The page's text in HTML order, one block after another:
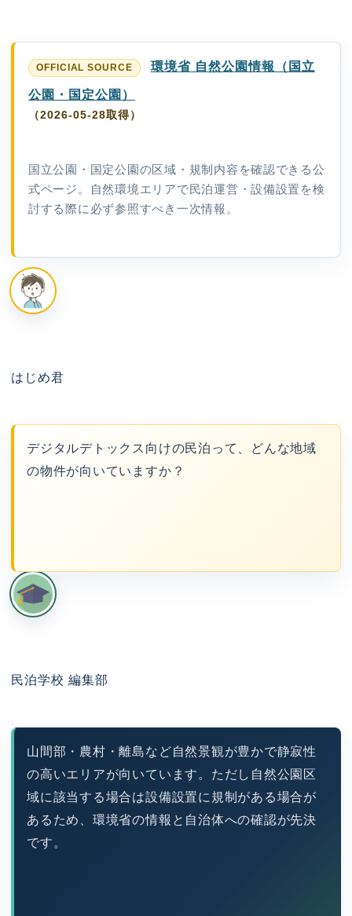
環境省 自然公園情報（国立
公園・国定公園）
（2026-05-28取得）
国立公園・国定公園の区域・規制内容を確認できる公
式ページ。自然環境エリアで民泊運営・設備設置を検
討する際に必ず参照すべき一次情報。
はじめ君
デジタルデトックス向けの民泊って、どんな地域
の物件が向いていますか？
民泊学校 編集部
山間部・農村・離島など自然景観が豊かで静寂性
の高いエリアが向いています。ただし自然公園区
域に該当する場合は設備設置に規制がある場合が
あるため、環境省の情報と自治体への確認が先決
です。